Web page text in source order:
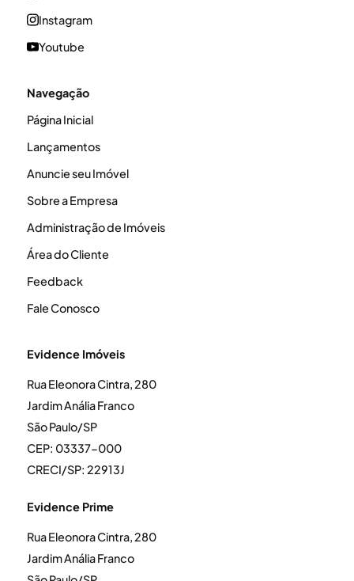
Instagram
Youtube
Navegação
Página Inicial
Lançamentos
Anuncie seu Imóvel
Sobre a Empresa
Administração de Imóveis
Área do Cliente
Feedback
Fale Conosco
Evidence Imóveis
Rua Eleonora Cintra, 280
Jardim Anália Franco
São Paulo/SP
CEP: 03337-000
CRECI/SP: 22913J
Evidence Prime
Rua Eleonora Cintra, 280
Jardim Anália Franco